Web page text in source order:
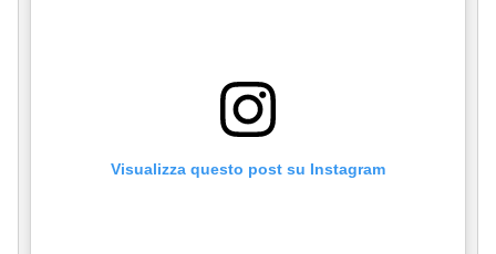
Visualizza questo post su Instagram